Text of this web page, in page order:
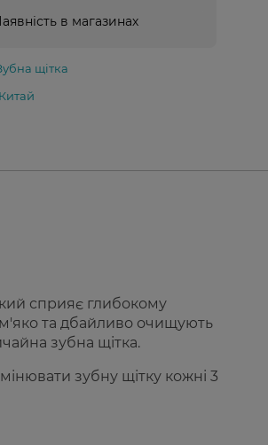
в магазинах
щітка
Китай
сприяє глибокому
та дбайливо очищують
зубна щітка.
зубну щітку кожні 3